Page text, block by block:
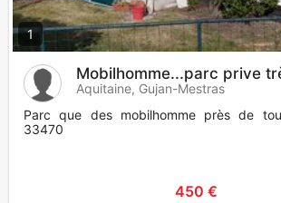
1
Mobilhomme...parc prive
Aquitaine, Gujan-Mestras
Parc que des mobilhomme près de
33470
450 €